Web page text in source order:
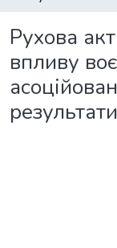
Рухова
впливу